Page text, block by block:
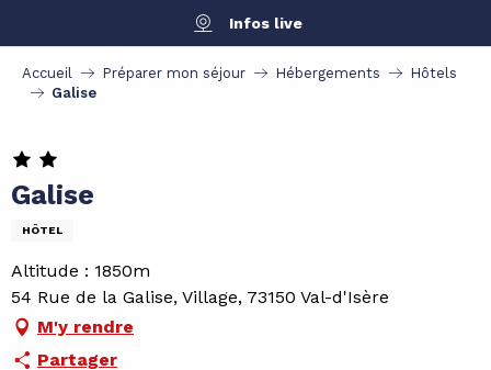
contenu
principal
Infos live
Accueil Préparer mon séjour Hébergements
Hôtels
Galise
Galise
HÔTEL
Altitude : 1850m
54 Rue de la Galise, Village, 73150 Val-d'Isère
M'y rendre
Partager